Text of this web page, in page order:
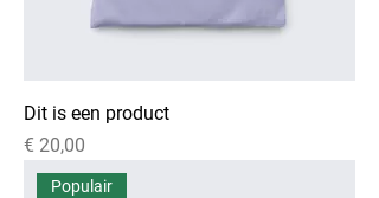
Dit is een product
Prijs
€ 20,00
Populair